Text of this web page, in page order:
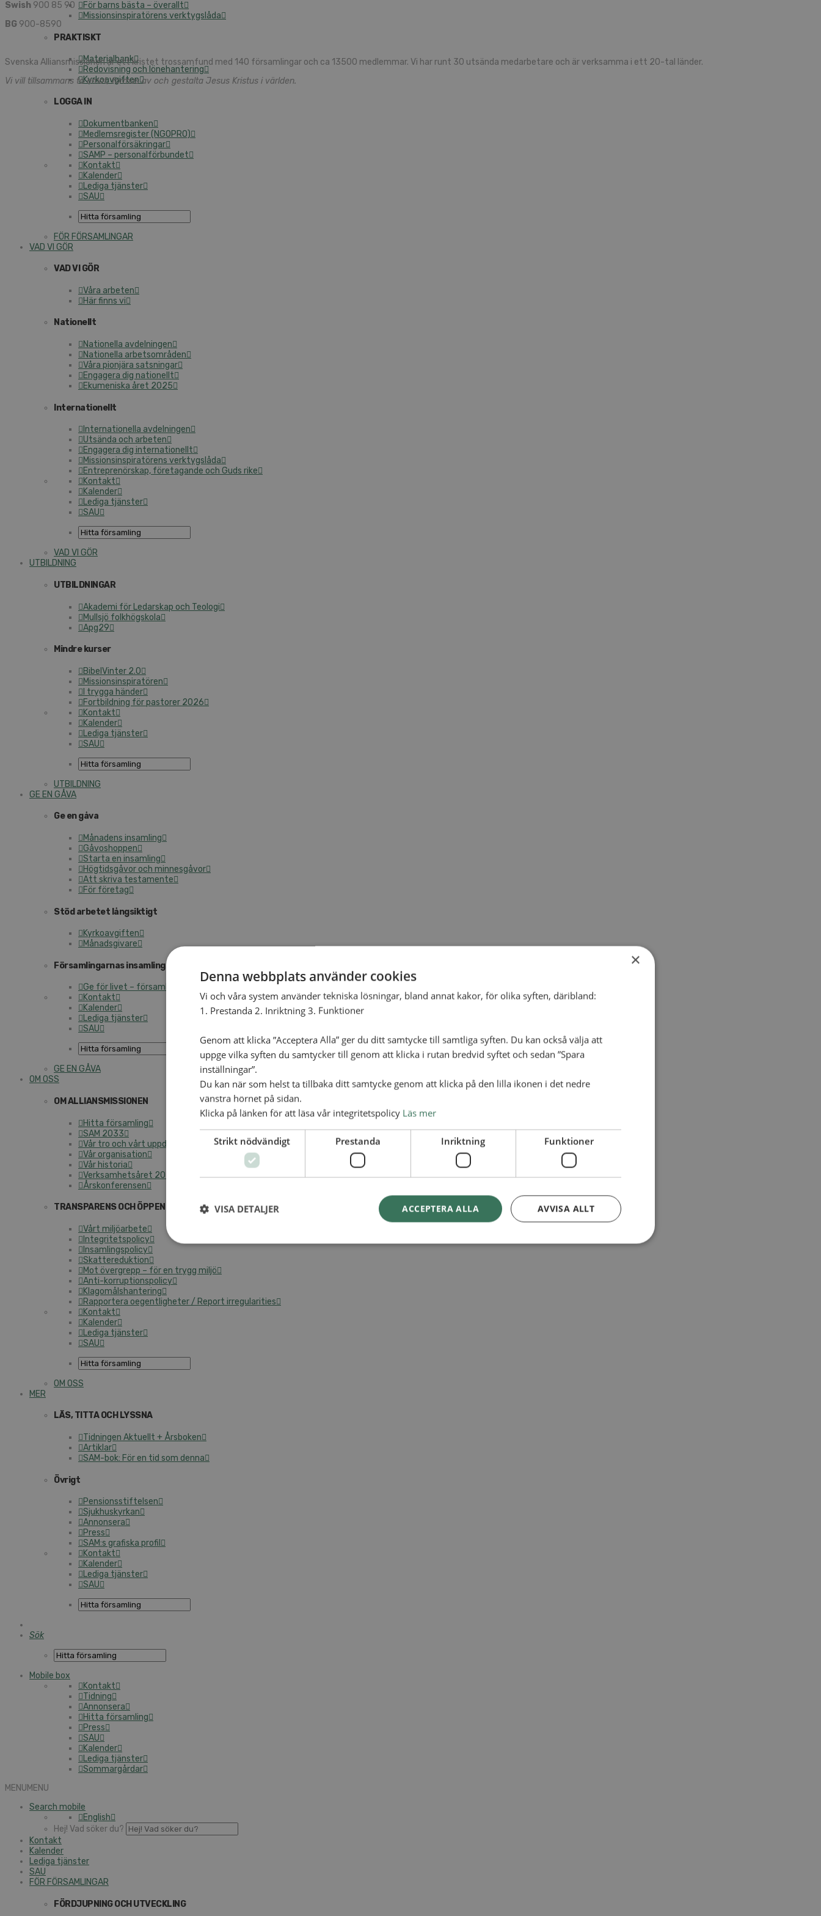
För barns bästa – överallt
Missionsinspiratörens verktygslåda
PRAKTISKT
Materialbank
Redovisning och lönehantering
Kyrkoavgiften
LOGGA IN
Dokumentbanken
Medlemsregister (NGOPRO)
Personalförsäkringar
SAMP – personalförbundet
Kontakt
Kalender
Lediga tjänster
SAU
FÖR FÖRSAMLINGAR
VAD VI GÖR
VAD VI GÖR
Våra arbeten
Här finns vi
Nationellt
Nationella avdelningen
Nationella arbetsområden
Våra pionjära satsningar
Engagera dig nationellt
Ekumeniska året 2025
Internationellt
Internationella avdelningen
Utsända och arbeten
Engagera dig internationellt
Missionsinspiratörens verktygslåda
Entreprenörskap, företagande och Guds rike
Kontakt
Kalender
Lediga tjänster
SAU
VAD VI GÖR
UTBILDNING
UTBILDNINGAR
Akademi för Ledarskap och Teologi
Mullsjö folkhögskola
Apg29
Mindre kurser
BibelVinter 2.0
Missionsinspiratören
I trygga händer
Fortbildning för pastorer 2026
Kontakt
Kalender
Lediga tjänster
SAU
UTBILDNING
GE EN GÅVA
Ge en gåva
Månadens insamling
Gåvoshoppen
Starta en insamling
Högtidsgåvor och minnesgåvor
Att skriva testamente
För företag
Stöd arbetet långsiktigt
Kyrkoavgiften
Månadsgivare
Församlingarnas insamlingsarbete
Ge för livet – församlingens insamling
Kontakt
Kalender
Lediga tjänster
SAU
GE EN GÅVA
OM OSS
OM ALLIANSMISSIONEN
Hitta församling
SAM 2033
Vår tro och vårt uppdrag
Vår organisation
Vår historia
Verksamhetsåret 2025
Årskonferensen
TRANSPARENS OCH ÖPPENHET
Vårt miljöarbete
Integritetspolicy
Insamlingspolicy
Skattereduktion
Mot övergrepp – för en trygg miljö
Anti-korruptionspolicy
Klagomålshantering
Rapportera oegentligheter / Report irregularities
Kontakt
Kalender
Lediga tjänster
SAU
OM OSS
MER
LÄS, TITTA OCH LYSSNA
Tidningen Aktuellt + Årsboken
Artiklar
SAM-bok: För en tid som denna
Övrigt
Pensionsstiftelsen
Sjukhuskyrkan
Annonsera
Press
SAM:s grafiska profil
Kontakt
Kalender
Lediga tjänster
SAU
Sök
Mobile box
Kontakt
Tidning
Annonsera
Hitta församling
Press
SAU
Kalender
Lediga tjänster
Sommargårdar
MENUMENU
Search mobile
English
Hej! Vad söker du?
Kontakt
Kalender
Lediga tjänster
SAU
FÖR FÖRSAMLINGAR
FÖRDJUPNING OCH UTVECKLING
Swish 900 85 90
BG 900-8590
Svenska Alliansmissionen är ett kristet trossamfund med 140 församlingar och ca 13500 medlemmar. Vi har runt 30 utsända medarbetare och är verksamma i ett 20-tal länder.
Vi vill tillsammans ta emot, formas av och gestalta Jesus Kristus i världen.
×
Denna webbplats använder cookies
Vi och våra system använder tekniska lösningar, bland annat kakor, för olika syften, däribland:
1. Prestanda 2. Inriktning 3. Funktioner
Genom att klicka ”Acceptera Alla” ger du ditt samtycke till samtliga syften. Du kan också välja att
uppge vilka syften du samtycker till genom att klicka i rutan bredvid syftet och sedan ”Spara
inställningar”.
Du kan när som helst ta tillbaka ditt samtycke genom att klicka på den lilla ikonen i det nedre
vänstra hörnet på sidan.
Klicka på länken för att läsa vår integritetspolicy Läs mer
Strikt nödvändigt Prestanda Inriktning Funktioner
ACCEPTERA ALLA AVVISA ALLT
VISA DETALJER